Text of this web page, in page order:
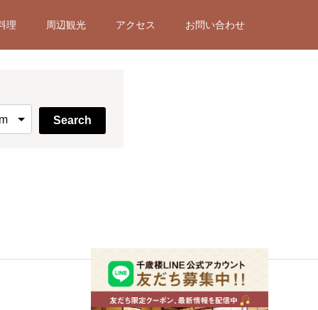
理 周辺観光 アクセス お問い合わせ
Search